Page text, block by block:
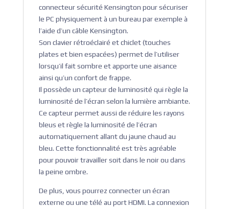
connecteur sécurité Kensington pour sécuriser
le PC physiquement à un bureau par exemple à
l’aide d’un câble Kensington.
Son clavier rétroéclairé et chiclet (touches
plates et bien espacées) permet de l’utiliser
lorsqu’il fait sombre et apporte une aisance
ainsi qu’un confort de frappe.
Il possède un capteur de luminosité qui règle la
luminosité de l’écran selon la lumière ambiante.
Ce capteur permet aussi de réduire les rayons
bleus et règle la luminosité de l’écran
automatiquement allant du jaune chaud au
bleu. Cette fonctionnalité est très agréable
pour pouvoir travailler soit dans le noir ou dans
la peine ombre.
De plus, vous pourrez connecter un écran
externe ou une télé au port HDMI. La connexion